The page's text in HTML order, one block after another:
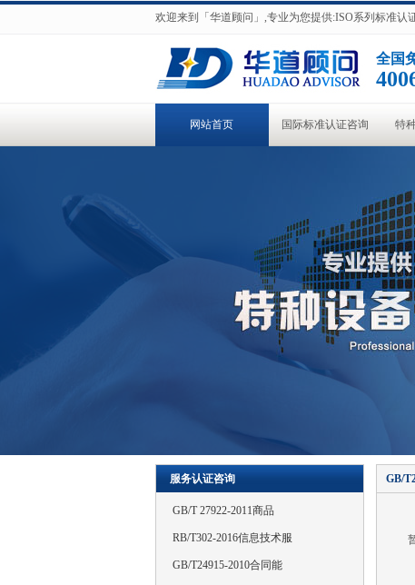
欢迎来到「华道顾问」,专业为您提供:ISO系列标准认
全国
网站首页 国际标准认证咨询 特
服务认证咨询
GB/T 27922-2011商品
RB/T302-2016信息技术服
GB/T24915-2010合同能
GB/
暂